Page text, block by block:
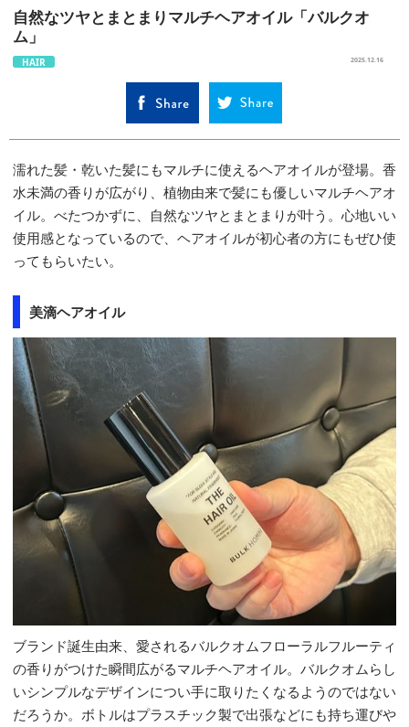
自然なツヤとまとまりマルチヘアオイル「バルクオ
ム」
HAIR 2025.12.16
濡れた髪・乾いた髪にもマルチに使えるヘアオイルが登場。香
水未満の香りが広がり、植物由来で髪にも優しいマルチヘアオ
イル。べたつかずに、自然なツヤとまとまりが叶う。心地いい
使用感となっているので、ヘアオイルが初心者の方にもぜひ使
ってもらいたい。
美滴ヘアオイル
ブランド誕生由来、愛されるバルクオムフローラルフルーティ
の香りがつけた瞬間広がるマルチヘアオイル。バルクオムらし
いシンプルなデザインについ手に取りたくなるようのではない
だろうか。ボトルはプラスチック製で出張などにも持ち運びや